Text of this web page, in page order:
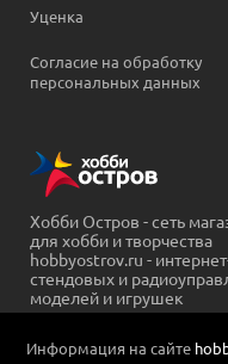
Уценка
Согласие на обработку
персональных данных
Хобби Остров - сеть
для хобби и творчества
hobbyostrov.ru -
стендовых и
моделей и игрушек
Информация на сайте